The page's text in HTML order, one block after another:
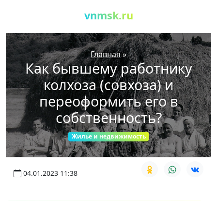
vnmsk.ru
Главная»
Как бывшему работнику
колхоза (совхоза) и
переоформить его в
собственность?
Жилье и недвижимость
04.01.2023 11:38